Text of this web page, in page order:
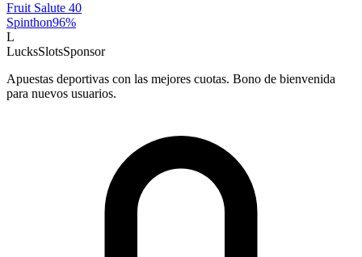
Fruit Salute 40
Spinthon96%
L
LucksSlotsSponsor
Apuestas deportivas con las mejores cuotas. Bono de bienvenida
para nuevos usuarios.